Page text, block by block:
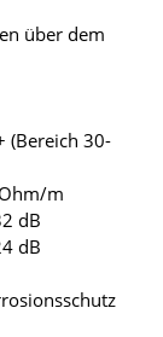
über dem
(Bereich 30-
m
dB
dB